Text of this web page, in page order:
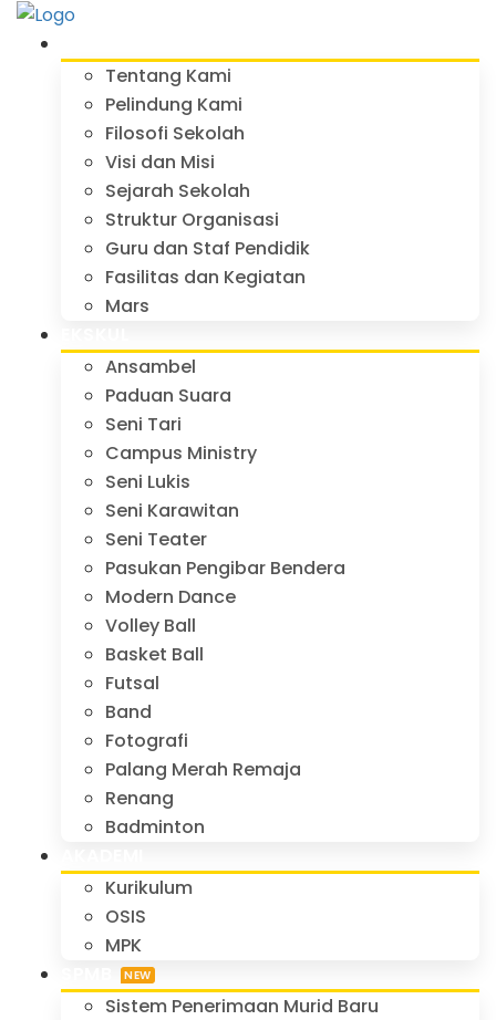
Tentang Kami
Pelindung Kami
Filosofi Sekolah
Visi dan Misi
Sejarah Sekolah
Struktur Organisasi
Guru dan Staf Pendidik
Fasilitas dan Kegiatan
Mars
Ansambel
Paduan Suara
Seni Tari
Campus Ministry
Seni Lukis
Seni Karawitan
Seni Teater
Pasukan Pengibar Bendera
Modern Dance
Volley Ball
Basket Ball
Futsal
Band
Fotografi
Palang Merah Remaja
Renang
Badminton
Kurikulum
OSIS
MPK
NEW
Sistem Penerimaan Murid Baru